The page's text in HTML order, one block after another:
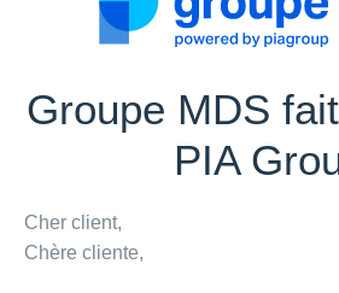
Groupe MDS
PIA
Cher client,
Chère cliente,